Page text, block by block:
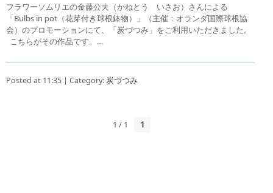
フラワーソムリエの金藤公夫（かねとう いさお）さんによる
「Bulbs in pot（花芽付き球根鉢物）」（主催：オランダ国際球根協
会）のプロモーションにて、「炭づつみ」をご利用いただきました。
こちらがその作品です。…
Posted at 11:35 | Category:炭づつみ
1 / 1 1